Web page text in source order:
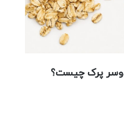
پرک چیست؟